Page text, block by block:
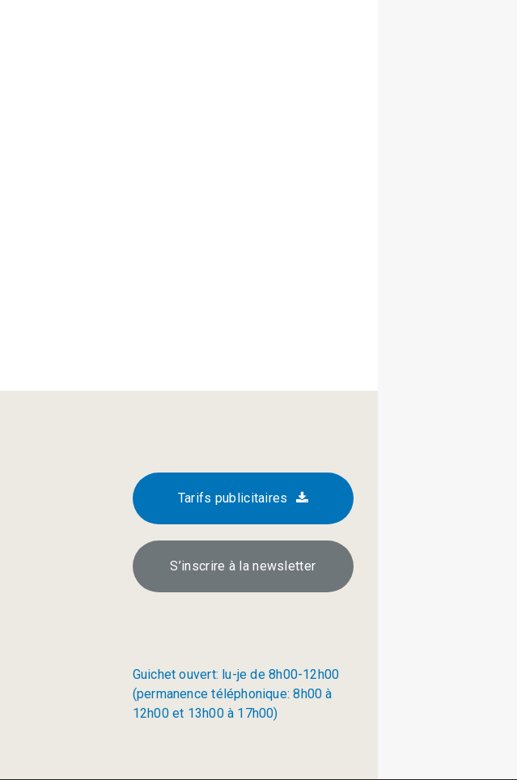
Tarifs publicitaires
S’inscrire à la newsletter
Guichet ouvert: lu-je de 8h00-12h00
(permanence téléphonique: 8h00 à
12h00 et 13h00 à 17h00)